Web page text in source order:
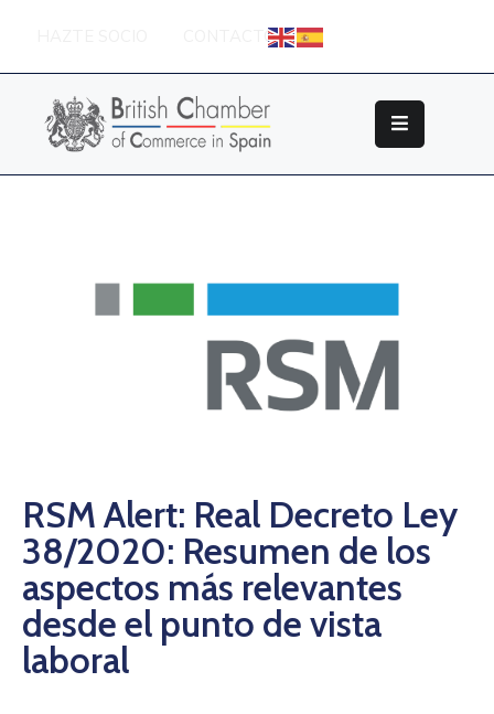
CONTACTO
Sobre
British
Chamber
Noticias
RSM Alert: Real Decreto Ley
38/2020: Resumen de los
aspectos más relevantes
desde el punto de vista
laboral